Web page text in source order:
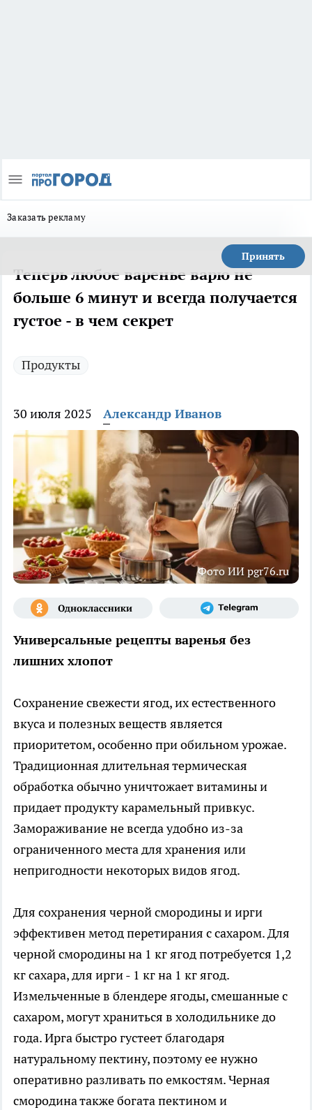
Заказать рекламу
Принять
Теперь любое варенье варю не
больше 6 минут и всегда получается
густое - в чем секрет
Продукты
30 июля 2025 Александр Иванов
Фото ИИ pgr76.ru
Универсальные рецепты варенья без
лишних хлопот
Сохранение свежести ягод, их естественного
вкуса и полезных веществ является
приоритетом, особенно при обильном урожае.
Традиционная длительная термическая
обработка обычно уничтожает витамины и
придает продукту карамельный привкус.
Замораживание не всегда удобно из-за
ограниченного места для хранения или
непригодности некоторых видов ягод.
Для сохранения черной смородины и ирги
эффективен метод перетирания с сахаром. Для
черной смородины на 1 кг ягод потребуется 1,2
кг сахара, для ирги - 1 кг на 1 кг ягод.
Измельченные в блендере ягоды, смешанные с
сахаром, могут храниться в холодильнике до
года. Ирга быстро густеет благодаря
натуральному пектину, поэтому ее нужно
оперативно разливать по емкостям. Черная
смородина также богата пектином и